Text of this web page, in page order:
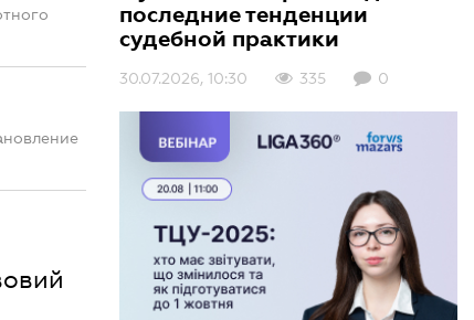
последние тенденции
судебной практики
30.07.2026, 10:30 335 0